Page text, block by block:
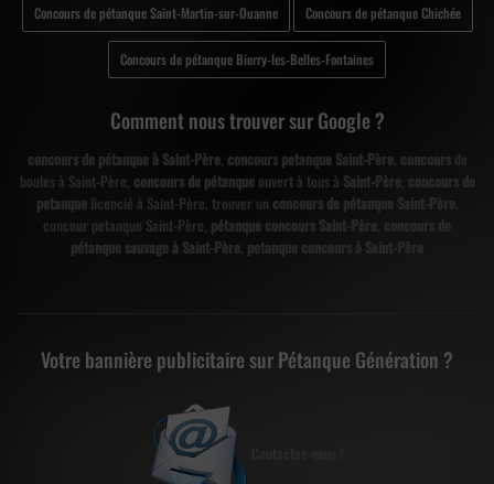
Concours de pétanque Saint-Martin-sur-Ouanne Concours de pétanque Chichée
Concours de pétanque Bierry-les-Belles-Fontaines
Comment nous trouver sur Google ?
concours de pétanque à Saint-Père, concours petanque Saint-Père, concoursde
boules à Saint-Père, concours de pétanqueouvert à tous à Saint-Père, concours de
petanque licencié à Saint-Père, trouver un concours de pétanque Saint-Père
concour petanque Saint-Père, pétanque concours Saint-Père
pétanque sauvage à Saint-Père, petanque concours à Saint-Père
Votre bannière publicitaire sur Pétanque Génération ?